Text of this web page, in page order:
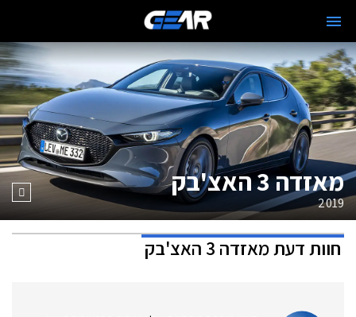
מאזדה 3 האצ'בק
2019
חוות דעתמאזדה 3 האצ'בק